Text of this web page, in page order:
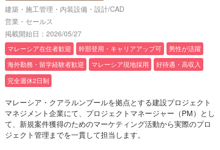
建築・施工管理・内装設備・設計/CAD
営業・セールス
掲載開始日：2026/05/27
マレーシア在住者歓迎 幹部登用・キャリアアップ可
男性が活躍
海外勤務・留学経験者歓迎
マレーシア現地採用
好待遇・高収入
完全週休2日制
マレーシア・クアラルンプールを拠点とする建設プロジェクト
マネジメント企業にて、プロジェクトマネージャー（PM）とし
て、新規案件獲得のためのマーケティング活動から実際のプロ
ジェクト管理までを一貫して担当します。